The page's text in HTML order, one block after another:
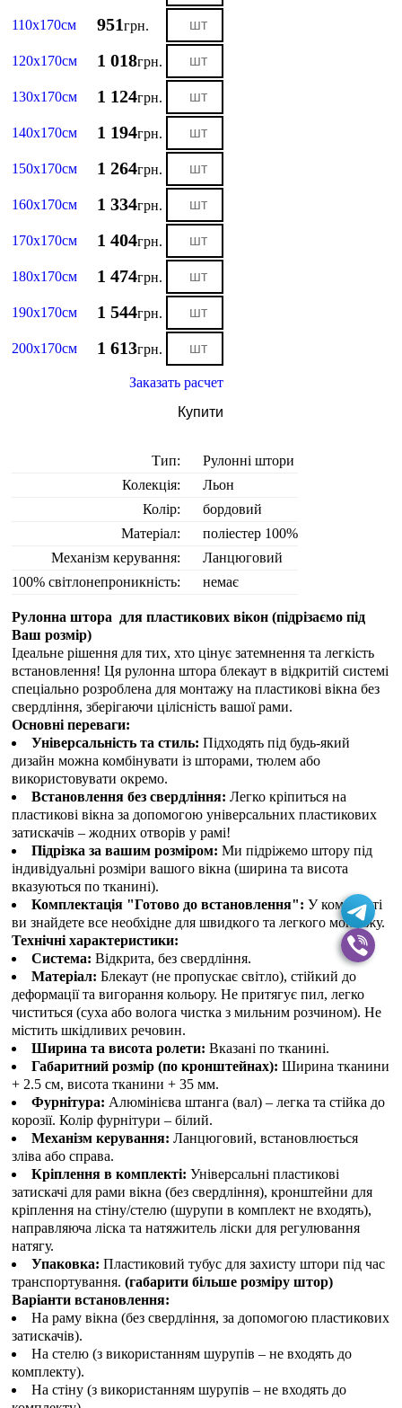
110х170см 951грн.
120х170см 1 018грн.
130х170см 1 124грн.
140х170см 1 194грн.
150х170см 1 264грн.
160х170см 1 334грн.
170х170см 1 404грн.
180х170см 1 474грн.
190х170см 1 544грн.
200х170см 1 613грн.
Заказать расчет
Купити
Тип:
Рулонні штори
Колекція:
Льон
Колір:
бордовий
Матеріал:
поліестер 100%
Механізм керування:
Ланцюговий
100% світлонепроникність:
немає
Рулонна штора для пластикових вікон (підрізаємо під
Ваш розмір)
Ідеальне рішення для тих, хто цінує затемнення та легкість
встановлення! Ця рулонна штора блекаут в відкритій системі
спеціально розроблена для монтажу на пластикові вікна без
свердління, зберігаючи цілісність вашої рами.
Основні переваги:
Універсальність та стиль: Підходять під будь-який
дизайн можна комбінувати із шторами, тюлем або
використовувати окремо.
Встановлення без свердління: Легко кріпиться на
пластикові вікна за допомогою універсальних пластикових
затискачів – жодних отворів у рамі!
Підрізка за вашим розміром: Ми підріжемо штору під
індивідуальні розміри вашого вікна (ширина та висота
вказуються по тканині).
Комплектація "Готово до встановлення": У комплекті
ви знайдете все необхідне для швидкого та легкого монтажу.
Технічні характеристики:
Система: Відкрита, без свердління.
Матеріал: Блекаут (не пропускає світло), стійкий до
деформації та вигорання кольору. Не притягує пил, легко
чиститься (суха або волога чистка з мильним розчином). Не
містить шкідливих речовин.
Ширина та висота ролети: Вказані по тканині.
Габаритний розмір (по кронштейнах): Ширина тканини
+ 2.5 см, висота тканини + 35 мм.
Фурнітура: Алюмінієва штанга (вал) – легка та стійка до
корозії. Колір фурнітури – білий.
Механізм керування: Ланцюговий, встановлюється
зліва або справа.
Кріплення в комплекті: Універсальні пластикові
затискачі для рами вікна (без свердління), кронштейни для
кріплення на стіну/стелю (шурупи в комплект не входять),
направляюча ліска та натяжитель ліски для регулювання
натягу.
Упаковка: Пластиковий тубус для захисту штори під час
транспортування.(габарити більше розміру штор)
Варіанти встановлення:
На раму вікна (без свердління, за допомогою пластикових
затискачів).
На стелю (з використанням шурупів – не входять до
комплекту).
На стіну (з використанням шурупів – не входять до